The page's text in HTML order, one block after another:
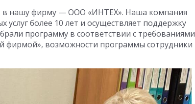
в нашу фирму — ООО «ИНТЕХ». Наша компания
более 10 лет и осуществляет поддержку
программу в соответствии с требованиями
фирмой», возможности программы сотрудники